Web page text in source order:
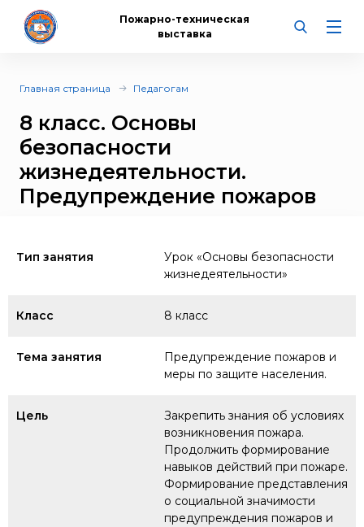
Пожарно-техническая
выставка
Главная страница Педагогам
8 класс. Основы
безопасности
жизнедеятельности.
Предупреждение пожаров
Тип занятия
Урок «Основы безопасности
жизнедеятельности»
Класс 8 класс
Тема занятия
Предупреждение пожаров и
меры по защите населения.
Цель
Закрепить знания об условиях
возникновения пожара.
Продолжить формирование
навыков действий при пожаре.
Формирование представления
о социальной значимости
предупреждения пожаров и